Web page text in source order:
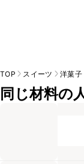
TOP スイーツ 洋菓子
同じ材料の